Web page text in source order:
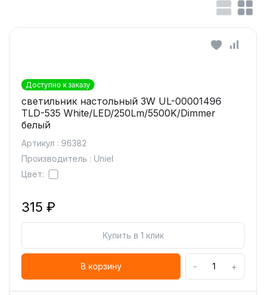
Доступно к заказу
светильник настольный 3W UL-00001496
TLD-535 White/LED/250Lm/5500K/Dimmer
белый
Артикул : 96382
Производитель : Uniel
Цвет:
315 ₽
Купить в 1 клик
В корзину - +